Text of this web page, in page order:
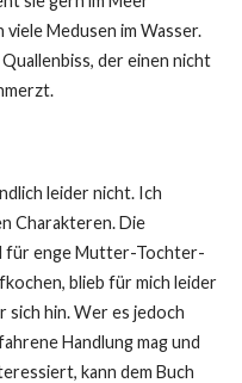
Medusen im Wasser.
der einen nicht
leider nicht. Ich
Charakteren. Die
für enge Mutter-Tochter-
blieb für mich leider
sich hin. Wer es jedoch
Handlung mag und
kann dem Buch